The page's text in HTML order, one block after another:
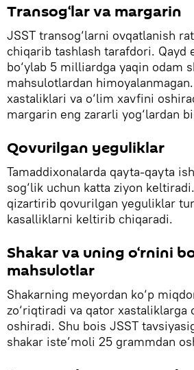
Transog‘lar va margarin
JSST transog‘larni ovqatlanish
chiqarib tashlash tarafdori. Qayd
bo‘ylab 5 milliardga yaqin odam
mahsulotlardan
xastaliklari va o‘lim xavfini
margarin eng zararli yog‘lardan
Qovurilgan yeguliklar
Tamaddixonalarda qayta-qayta
sog‘lik uchun katta ziyon
qizartirib qovurilgan yeguliklar
kasalliklarni keltirib chiqaradi.
Shakar va uning o‘rnini
mahsulotlar
Shakarning meyordan ko‘p
zo‘riqtiradi va qator
oshiradi. Shu bois JSST
shakar iste’moli 25 grammdan